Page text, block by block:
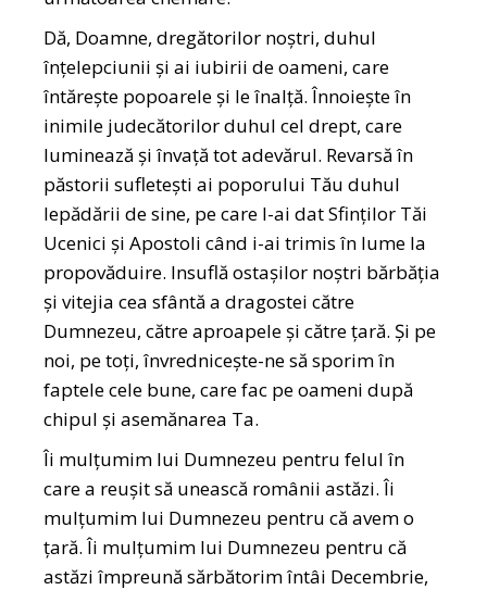
Dă, Doamne, dregătorilor noştri, duhul
înţelepciunii şi ai iubirii de oameni, care
întăreşte popoarele şi le înalţă. Înnoieşte în
inimile judecătorilor duhul cel drept, care
luminează şi învaţă tot adevărul. Revarsă în
păstorii sufleteşti ai poporului Tău duhul
lepădării de sine, pe care l-ai dat Sfinţilor Tăi
Ucenici și Apostoli când i-ai trimis în lume la
propovăduire. Insuflă ostaşilor noştri bărbăţia
şi vitejia cea sfântă a dragostei către
Dumnezeu, către aproapele și către ţară. Și pe
noi, pe toți, învredniceşte-ne să sporim în
faptele cele bune, care fac pe oameni după
chipul şi asemănarea Ta.
Îi mulțumim lui Dumnezeu pentru felul în
care a reușit să unească românii astăzi. Îi
mulțumim lui Dumnezeu pentru că avem o
țară. Îi mulțumim lui Dumnezeu pentru că
astăzi împreună sărbătorim întâi Decembrie,